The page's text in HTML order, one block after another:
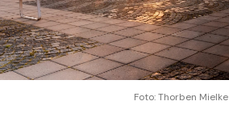
Foto: Thorben Mielke